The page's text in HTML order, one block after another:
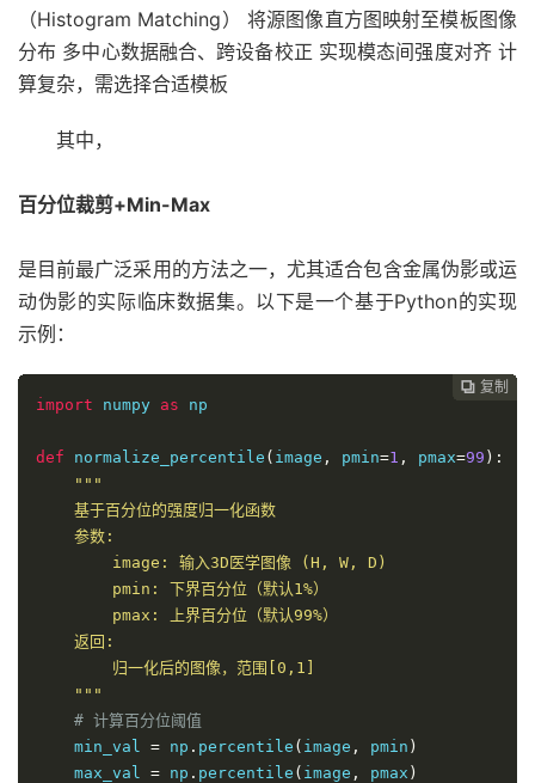
（Histogram Matching） 将源图像直方图映射至模板图像
分布 多中心数据融合、跨设备校正 实现模态间强度对齐 计
算复杂，需选择合适模板
其中，
百分位裁剪+Min-Max
是目前最广泛采用的方法之一，尤其适合包含金属伪影或运
动伪影的实际临床数据集。以下是一个基于Python的实现
示例：
 复制
 复制
 复制
 复制
 复制
 复制
 复制
 复制
 复制
 复制
 复制
 复制
 复制
 复制
 复制
 复制
 复制
 复制
import numpy as np
def normalize_percentile ( image , pmin=1 , pmax=99 ):
"""
    基于百分位的强度归一化函数
    参数:
        image: 输入3D医学图像 (H, W, D)
        pmin: 下界百分位（默认1%）
        pmax: 上界百分位（默认99%）
    返回:
        归一化后的图像，范围[0,1]
    """
# 计算百分位阈值
    min_val
= np . percentile ( image , pmin )
    max_val
= np . percentile ( image , pmax )